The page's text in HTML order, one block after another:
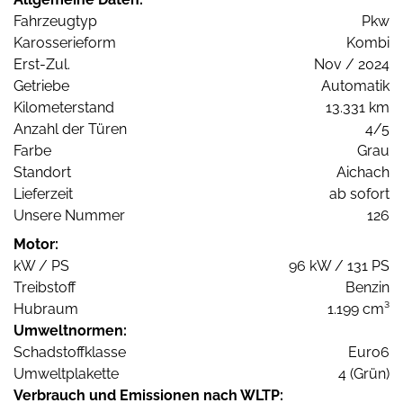
Fahrzeugtyp
Pkw
Karosserieform
Kombi
Erst-Zul.
Nov / 2024
Getriebe
Automatik
Kilometerstand
13.331 km
Anzahl der Türen
4/5
Farbe
Grau
Standort
Aichach
Lieferzeit
ab sofort
Unsere Nummer
126
Motor:
kW / PS
96 kW / 131 PS
Treibstoff
Benzin
Hubraum
1.199 cm³
Umweltnormen:
Schadstoffklasse
Euro6
Umweltplakette
4 (Grün)
Verbrauch und Emissionen nach WLTP: